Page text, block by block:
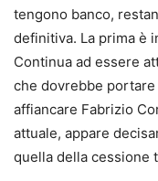
tengono banco,
definitiva. La prima è
Continua ad essere
che dovrebbe
affiancare Fabrizio
attuale, appare
quella della cessione